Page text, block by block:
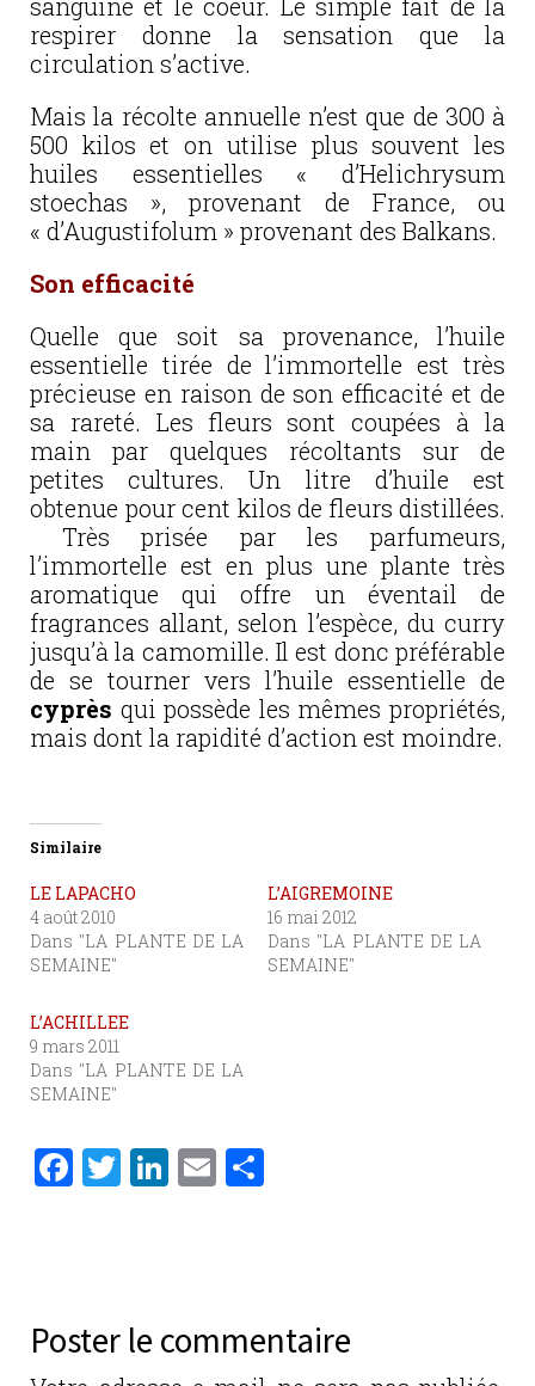
sanguine et le coeur. Le simple fait de la
respirer donne la sensation que la
circulation s’active.
Mais la récolte annuelle n’est que de 300 à
500 kilos et on utilise plus souvent les
huiles essentielles « d’Helichrysum
stoechas », provenant de France, ou
« d’Augustifolum » provenant des Balkans.
Son efficacité
Quelle que soit sa provenance, l’huile
essentielle tirée de l’immortelle est très
précieuse en raison de son efficacité et de
sa rareté. Les fleurs sont coupées à la
main par quelques récoltants sur de
petites cultures. Un litre d’huile est
obtenue pour cent kilos de fleurs distillées.
Très prisée par les parfumeurs,
l’immortelle est en plus une plante très
aromatique qui offre un éventail de
fragrances allant, selon l’espèce, du curry
jusqu’à la camomille. Il est donc préférable
de se tourner vers l’huile essentielle de
cyprès qui possède les mêmes propriétés,
mais dont la rapidité d’action est moindre.
Similaire
LE LAPACHO
4 août 2010
Dans "LA PLANTE DE LA
SEMAINE"
L’AIGREMOINE
16 mai 2012
Dans "LA PLANTE DE LA
SEMAINE"
L’ACHILLEE
9 mars 2011
Dans "LA PLANTE DE LA
SEMAINE"
F
b
o
T
r
Li
n
E
er
Poster le commentaire